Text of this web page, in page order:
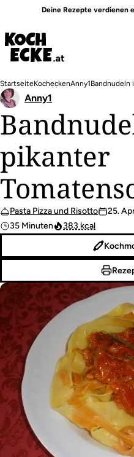
Inhalt
Deine Rezepte verdienen
StartseiteKocheckenAnny1Bandnudeln
pikanter
Pasta Pizza und Risotto 25.
35 Minuten
383 kcal
Anny1